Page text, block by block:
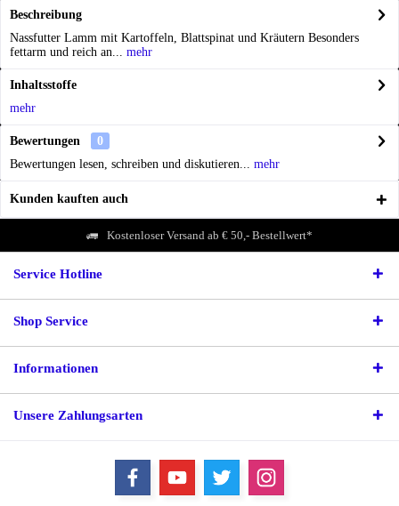
Beschreibung
Nassfutter Lamm mit Kartoffeln, Blattspinat und Kräutern Besonders
fettarm und reich an...
mehr
Inhaltsstoffe
mehr
Bewertungen
0
Bewertungen lesen, schreiben und diskutieren...
mehr
Kunden kauften auch
Kostenloser Versand ab € 50,- Bestellwert*
Service Hotline
Shop Service
Informationen
Unsere Zahlungsarten